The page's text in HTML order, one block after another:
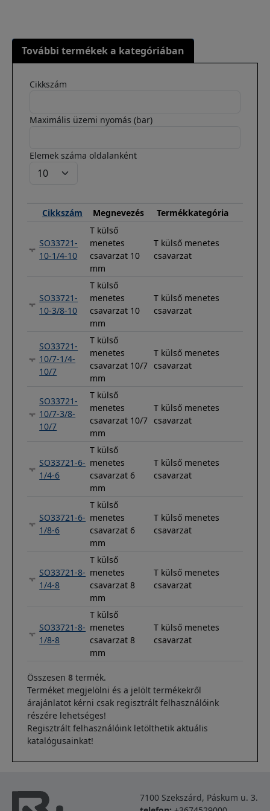
További termékek a kategóriában
Cikkszám
Maximális üzemi nyomás (bar)
Elemek száma oldalanként
Cikkszám Megnevezés Termékkategória
SO33721-
10-1/4-10
T külső
menetes
csavarzat 10
mm
T külső menetes
csavarzat
SO33721-
10-3/8-10
T külső
menetes
csavarzat 10
mm
T külső menetes
csavarzat
SO33721-
10/7-1/4-
10/7
T külső
menetes
csavarzat 10/7
mm
T külső menetes
csavarzat
SO33721-
10/7-3/8-
10/7
T külső
menetes
csavarzat 10/7
mm
T külső menetes
csavarzat
SO33721-6-
1/4-6
T külső
menetes
csavarzat 6
mm
T külső menetes
csavarzat
SO33721-6-
1/8-6
T külső
menetes
csavarzat 6
mm
T külső menetes
csavarzat
SO33721-8-
1/4-8
T külső
menetes
csavarzat 8
mm
T külső menetes
csavarzat
SO33721-8-
1/8-8
T külső
menetes
csavarzat 8
mm
T külső menetes
csavarzat
Összesen 8 termék.
Terméket megjelölni és a jelölt termékekről
árajánlatot kérni csak regisztrált felhasználóink
részére lehetséges!
Regisztrált felhasználóink letölthetik aktuális
katalógusainkat!
7100 Szekszárd, Páskum u. 3.